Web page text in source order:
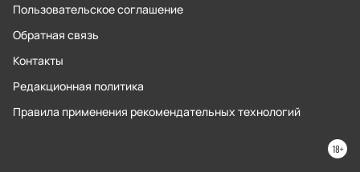
Пользовательское соглашение
Обратная связь
Контакты
Редакционная политика
Правила применения рекомендательных технологий